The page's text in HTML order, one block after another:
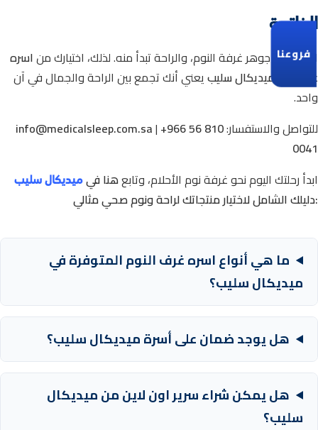
فروعنا
الخاتمة
السرير هو جوهر غرفة النوم، والراحة تبدأ منه.لذلك، اختيارك مناسره
غرف نوم ميديكال سليب يعني أنك تجمع بين الراحة والجمال في آن
واحد.
للتواصل والاستفسار:
info@medicalsleep.com.sa| +966 56 810
0041
ابدأ رحلتك اليوم نحو غرفة نوم الأحلام، وتابعهنا فيميديكال سليب
:دليلك الشامل لاختيار منتجاتك لراحة ونوم صحي مثالي
ما هي أنواع اسره غرف النوم المتوفرة في
ميديكال سليب؟
هل يوجد ضمان على أسرة ميديكال سليب؟
هل يمكن شراء سرير اون لاين من ميديكال
سليب؟